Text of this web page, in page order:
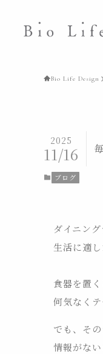
Bio Life Design
2025
11/16
ブログ
ダイニン
生活に適
食器を置
何気なく
でも、そ
情報がな